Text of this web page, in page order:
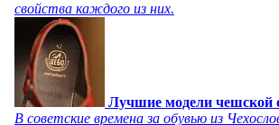
свойства каждого из них.
Лучшие модели чешской
В советские времена за обувью из